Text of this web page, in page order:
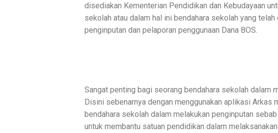
disediakan Kementerian Pendidikan dan Kebudayaan
sekolah atau dalam hal ini bendahara sekolah yang
penginputan dan pelaporan penggunaan Dana BOS.
Sangat penting bagi seorang bendahara sekolah dalam
Disini sebenarnya dengan menggunakan aplikasi Arkas
bendahara sekolah dalam melakukan penginputan
untuk membantu satuan pendidikan dalam